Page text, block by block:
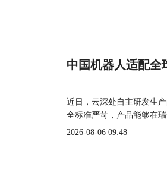
中国机器人适配全
近日，云深处自主研发生
全标准严苛，产品能够在
2026-08-06 09:48